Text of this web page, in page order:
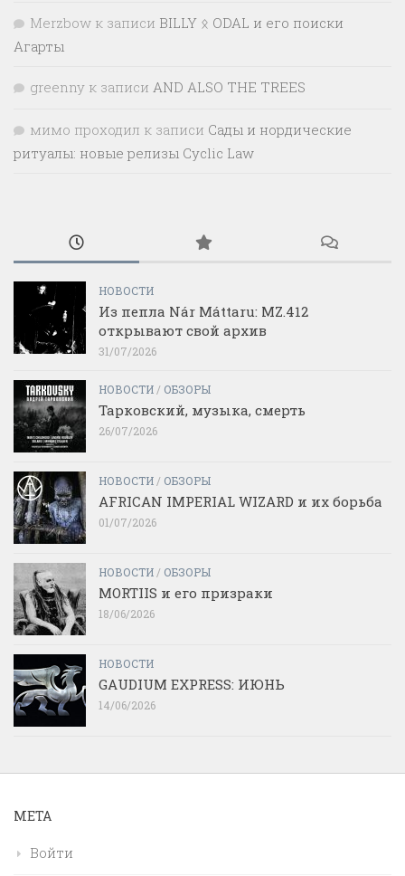
Merzbow к записи BILLY ᛟ ODAL и его поиски
Агарты
greenny к записи AND ALSO THE TREES
мимо проходил к записи Сады и нордические
ритуалы: новые релизы Cyclic Law
НОВОСТИ
Из пепла Nár Máttaru: MZ.412
открывают свой архив
31/07/2026
НОВОСТИ/ ОБЗОРЫ
Тарковский, музыка, смерть
26/07/2026
НОВОСТИ/ ОБЗОРЫ
AFRICAN IMPERIAL WIZARD и их борьба
01/07/2026
НОВОСТИ/ ОБЗОРЫ
MORTIIS и его призраки
18/06/2026
НОВОСТИ
GAUDIUM EXPRESS: ИЮНЬ
14/06/2026
МЕТА
Войти